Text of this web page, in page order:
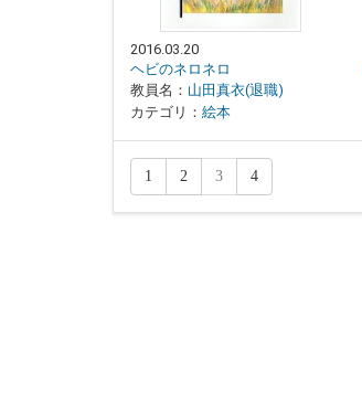
2016.03.20
ヘビのネロネロ
教員名： 山田真衣(退職)
カテゴリ： 絵本
1 2 3 4